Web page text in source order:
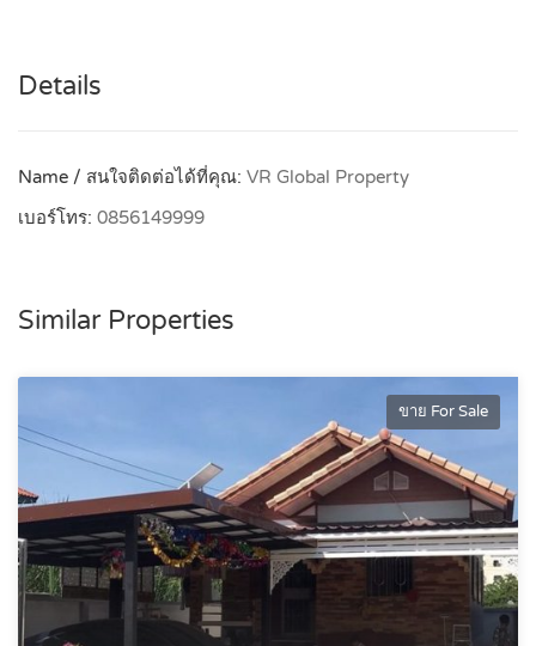
Details
Name / สนใจติดต่อได้ที่คุณ: VR Global Property
เบอร์โทร: 0856149999
Similar Properties
ขาย For Sale